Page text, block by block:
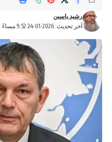
آخر تحديث: 2026-01-24 9:52 مساءً
رشيد ياسين